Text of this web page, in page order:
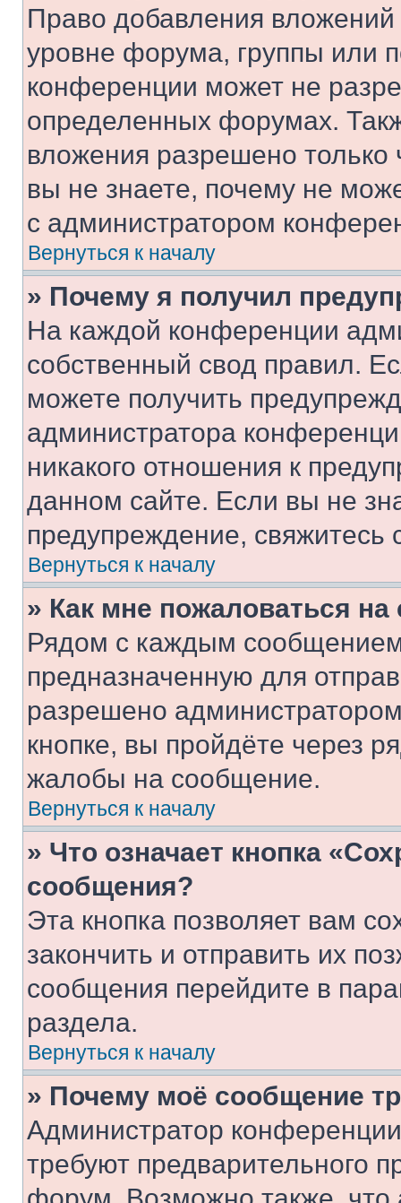
Право добавления
уровне форума, группы или
конференции может не
определенных форумах.
вложения разрешено
вы не знаете, почему не
с администратором
Вернуться к началу
» Почему я получил
На каждой конференции
собственный свод правил.
можете получить
администратора
никакого отношения к
данном сайте. Если вы не
предупреждение,
Вернуться к началу
» Как мне пожаловаться
Рядом с каждым сообщением
предназначенную для
разрешено
кнопке, вы пройдёте через
жалобы на сообщение.
Вернуться к началу
» Что означает кнопка
сообщения?
Эта кнопка позволяет вам
закончить и отправить их
сообщения перейдите в
раздела.
Вернуться к началу
» Почему моё сообщение
Администратор
требуют предварительного